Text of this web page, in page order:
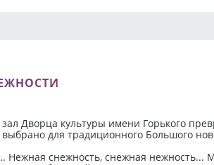
Дворца культуры имени Горького
для традиционного Большого
Нежная снежность, снежная нежность...